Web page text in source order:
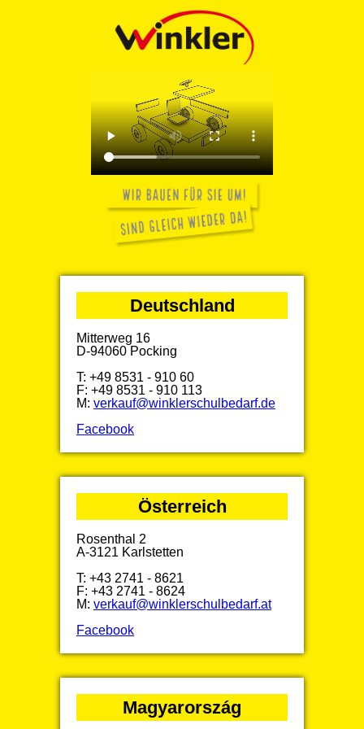
Deutschland
Mitterweg 16
D-94060 Pocking
T: +49 8531 - 910 60
F: +49 8531 - 910 113
M: verkauf@winklerschulbedarf.de
Facebook
Österreich
Rosenthal 2
A-3121 Karlstetten
T: +43 2741 - 8621
F: +43 2741 - 8624
M: verkauf@winklerschulbedarf.at
Facebook
Magyarország